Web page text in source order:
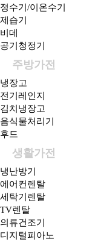
정수기/이온수기
제습기
비데
공기청정기
주방가전
냉장고
전기레인지
김치냉장고
음식물처리기
후드
생활가전
냉난방기
에어컨렌탈
세탁기렌탈
TV렌탈
의류건조기
디지털피아노